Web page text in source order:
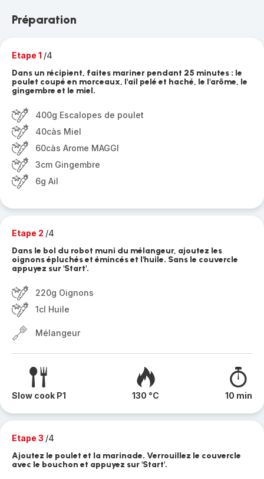
Préparation
Etape 1 /4
Dans un récipient, faites mariner pendant 25 minutes : le
poulet coupé en morceaux, l'ail pelé et haché, le l'arôme, le
gingembre et le miel.
400g Escalopes de poulet
40càs Miel
60càs Arome MAGGI
3cm Gingembre
6g Ail
Etape 2 /4
Dans le bol du robot muni du mélangeur, ajoutez les
oignons épluchés et émincés et l'huile. Sans le couvercle
appuyez sur 'Start'.
220g Oignons
1cl Huile
Mélangeur
Slow cook P1 130 °C 10 min
Etape 3 /4
Ajoutez le poulet et la marinade. Verrouillez le couvercle
avec le bouchon et appuyez sur 'Start'.